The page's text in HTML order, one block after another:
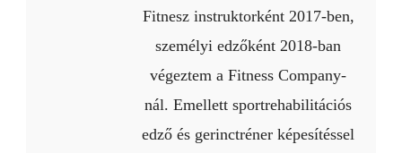
Fitnesz instruktorként 2017-ben,
személyi edzőként 2018-ban
végeztem a Fitness Company-
nál. Emellett sportrehabilitációs
edző és gerinctréner képesítéssel